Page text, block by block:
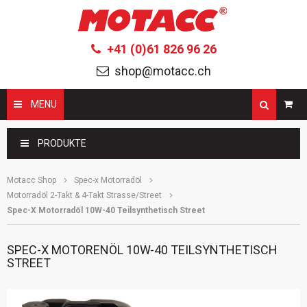
+41 (0)61 826 96 26
shop@motacc.ch
MENU Suchbegriffe
PRODUKTE
Motacc Shop
Spec-x Motorradöl
Motorradöl 2-Takt & 4-Takt Strasse/Street
Spec-X Motorradöl 10W-40 Teilsynthetisch Street
SPEC-X MOTORENÖL 10W-40 TEILSYNTHETISCH
STREET